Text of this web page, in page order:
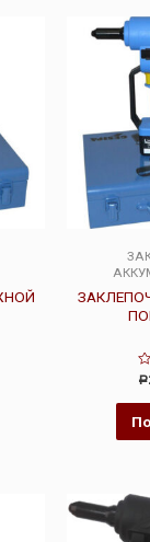
ЗАКЛЕПОЧНИК
из
Р